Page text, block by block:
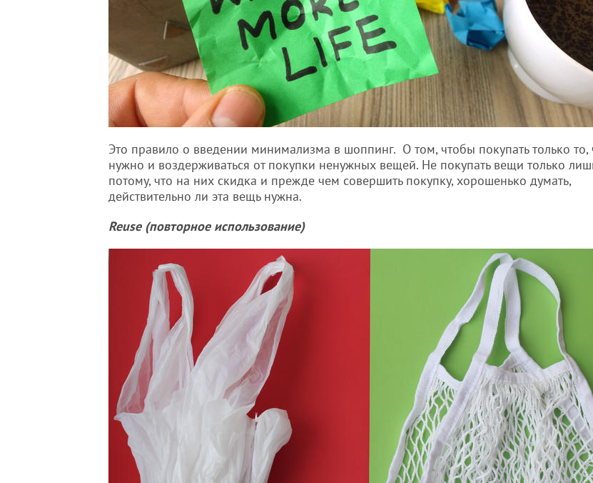
Это правило о введении минимализма в шоппинг. О том, чтобы покупать только то,
нужно и воздерживаться от покупки ненужных вещей. Не покупать вещи только
потому, что на них скидка и прежде чем совершить покупку, хорошенько думать,
действительно ли эта вещь нужна.
Reuse (повторное использование)